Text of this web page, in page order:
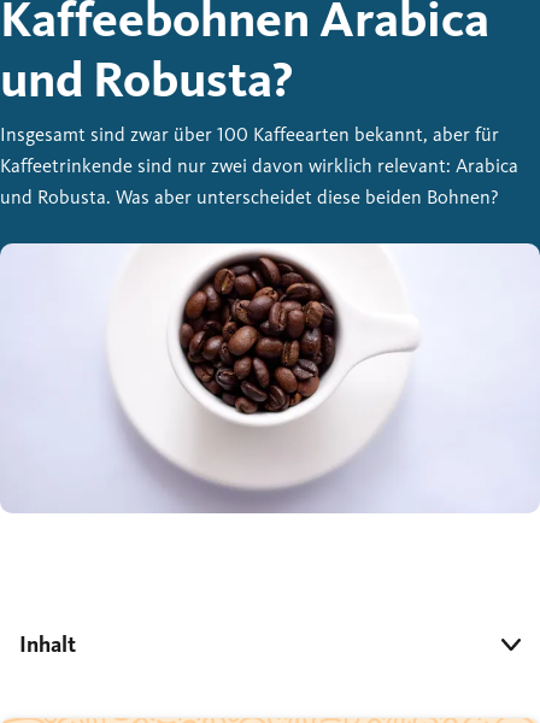
Kaffeebohnen Arabica
und Robusta?
Insgesamt sind zwar über 100 Kaffeearten bekannt, aber für
Kaffeetrinkende sind nur zwei davon wirklich relevant: Arabica
und Robusta. Was aber unterscheidet diese beiden Bohnen?
Inhalt